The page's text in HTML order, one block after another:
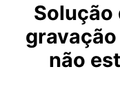
Solução
gravação
não